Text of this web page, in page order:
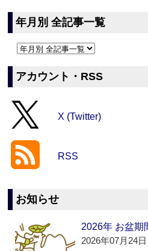
年月別 全記事一覧
アカウント・RSS
X (Twitter)
RSS
お知らせ
2026年 お盆期
2026年07月24